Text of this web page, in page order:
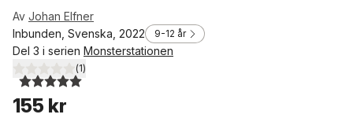
Av Johan Elfner
Inbunden, Svenska, 2022
9-12 år
Del 3 i serien Monsterstationen
5,0utav 5 stjärnor. Totalt antal röster:
(1)
155 kr